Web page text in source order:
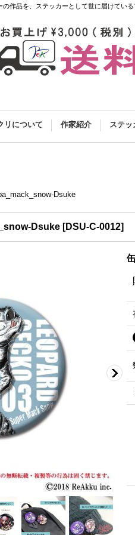
の作品を、ステッカーとして世に届けてい
リについて 作家紹介 ステッ
Dsuke
Dsuke [DSU-C-0012]